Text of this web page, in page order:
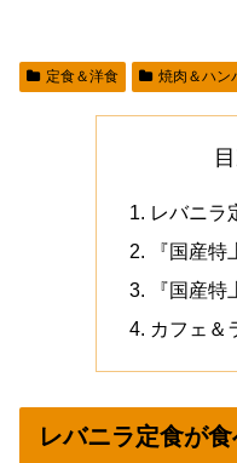
定食＆洋食 焼肉＆ハン
レバニラ
『国産
『国産
カフェ＆
レバニラ定食が